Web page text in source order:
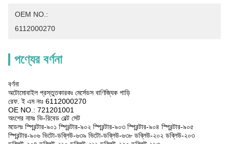
OEM NO.:
6112000270
পণ্যের বর্ণনা
বর্ণনা
অটোমোবাইল প্রস্তুতকারকঃ মের্সেডস বাণিজ্যিক গাড়ি
রেফ. ই এম নংঃ 6112000270
OE NO.: 721201001
অংশের নামঃ ভি-রিবেড বেল্ট সেট
মডেলঃ স্প্রিন্টার-৯০১ স্প্রিন্টার-৯০২ স্প্রিন্টার-৯০৩ স্প্রিন্টার-৯০৪ স্প্রিন্টার-৯০৫
স্প্রিন্টার-৯০৬ ভিটো-ডব্লিউ-৬৩৯ ভিটো-ডব্লিউ-৬৩৮ ডব্লিউ-২০২ ডব্লিউ-২০৩